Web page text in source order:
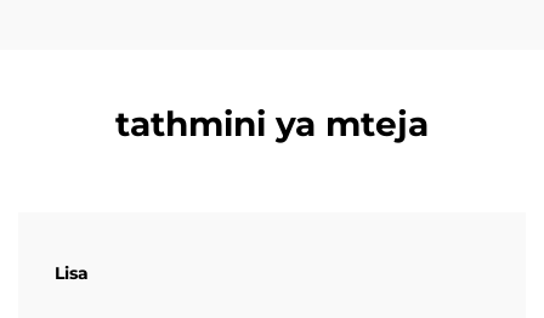
tathmini ya mteja
Lisa